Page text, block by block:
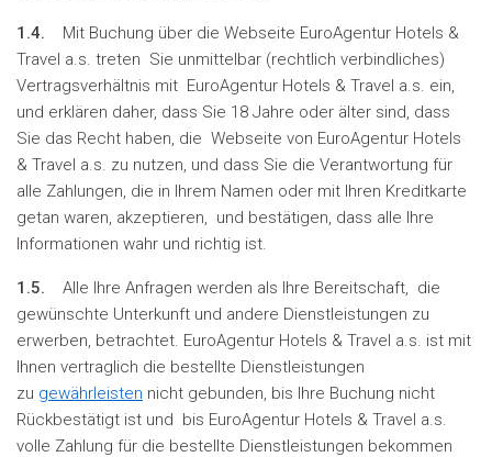
1.4. Mit Buchung über die Webseite EuroAgentur Hotels &
Travel a.s. treten Sie unmittelbar (rechtlich verbindliches)
Vertragsverhältnis mit EuroAgentur Hotels & Travel a.s. ein,
und erklären daher, dass Sie 18 Jahre oder älter sind, dass
Sie das Recht haben, die Webseite von EuroAgentur Hotels
& Travel a.s. zu nutzen, und dass Sie die Verantwortung für
alle Zahlungen, die in Ihrem Namen oder mit Ihren Kreditkarte
getan waren, akzeptieren, und bestätigen, dass alle Ihre
Informationen wahr und richtig ist.
1.5. Alle Ihre Anfragen werden als Ihre Bereitschaft, die
gewünschte Unterkunft und andere Dienstleistungen zu
erwerben, betrachtet. EuroAgentur Hotels & Travel a.s. ist mit
Ihnen vertraglich die bestellte Dienstleistungen
zu gewährleisten nicht gebunden, bis Ihre Buchung nicht
Rückbestätigt ist und bis EuroAgentur Hotels & Travel a.s.
volle Zahlung für die bestellte Dienstleistungen bekommen